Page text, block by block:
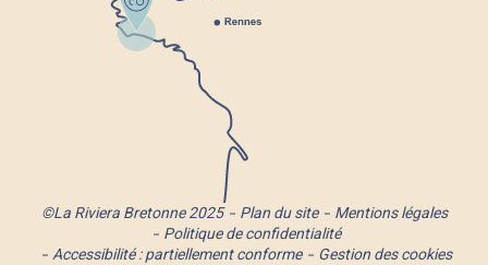
©La Riviera Bretonne 2025 Plan du site
Mentions légales
Politique de confidentialité
Accessibilité : partiellement conforme
Gestion des cookies